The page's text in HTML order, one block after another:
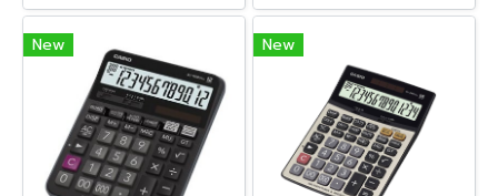
New New